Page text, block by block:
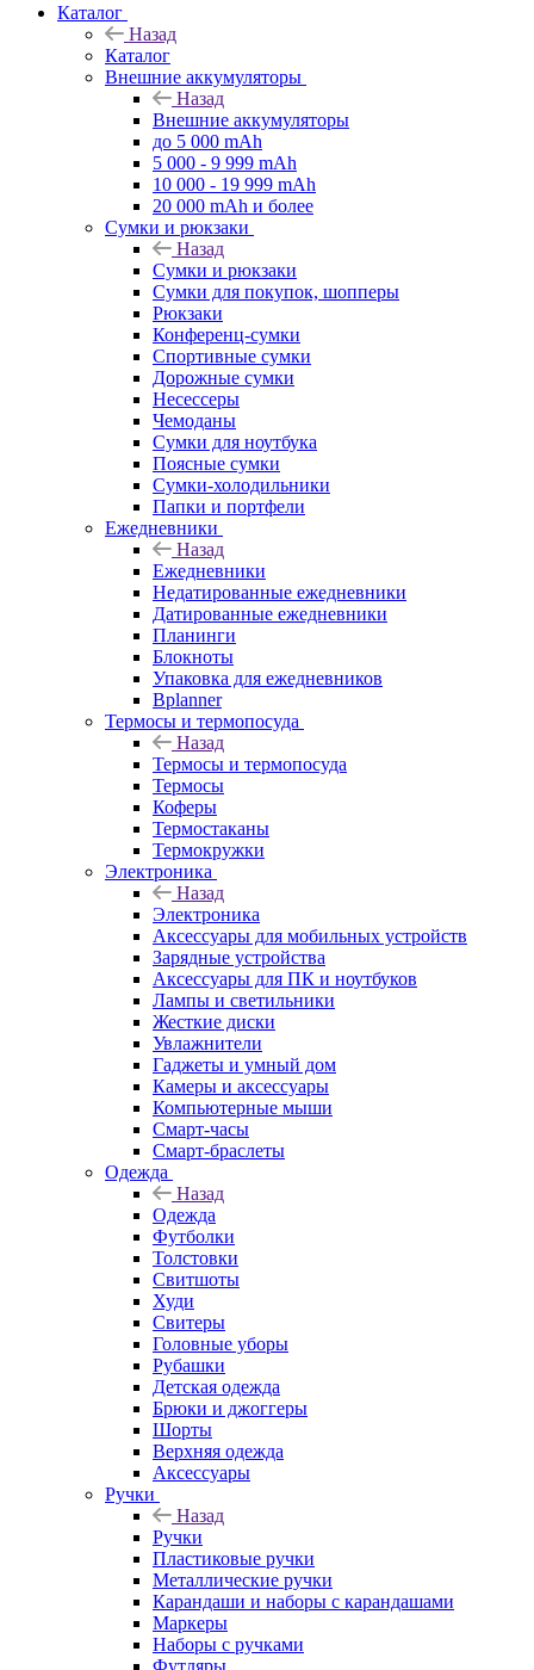
Каталог
Назад
Каталог
Внешние аккумуляторы
Назад
Внешние аккумуляторы
до 5 000 mAh
5 000 - 9 999 mAh
10 000 - 19 999 mAh
20 000 mAh и более
Сумки и рюкзаки
Назад
Сумки и рюкзаки
Сумки для покупок, шопперы
Рюкзаки
Конференц-сумки
Спортивные сумки
Дорожные сумки
Несессеры
Чемоданы
Сумки для ноутбука
Поясные сумки
Сумки-холодильники
Папки и портфели
Ежедневники
Назад
Ежедневники
Недатированные ежедневники
Датированные ежедневники
Планинги
Блокноты
Упаковка для ежедневников
Bplanner
Термосы и термопосуда
Назад
Термосы и термопосуда
Термосы
Коферы
Термостаканы
Термокружки
Электроника
Назад
Электроника
Аксессуары для мобильных устройств
Зарядные устройства
Аксессуары для ПК и ноутбуков
Лампы и светильники
Жесткие диски
Увлажнители
Гаджеты и умный дом
Камеры и аксессуары
Компьютерные мыши
Смарт-часы
Смарт-браслеты
Одежда
Назад
Одежда
Футболки
Толстовки
Свитшоты
Худи
Свитеры
Головные уборы
Рубашки
Детская одежда
Брюки и джоггеры
Шорты
Верхняя одежда
Аксессуары
Ручки
Назад
Ручки
Пластиковые ручки
Металлические ручки
Карандаши и наборы с карандашами
Маркеры
Наборы с ручками
Футляры